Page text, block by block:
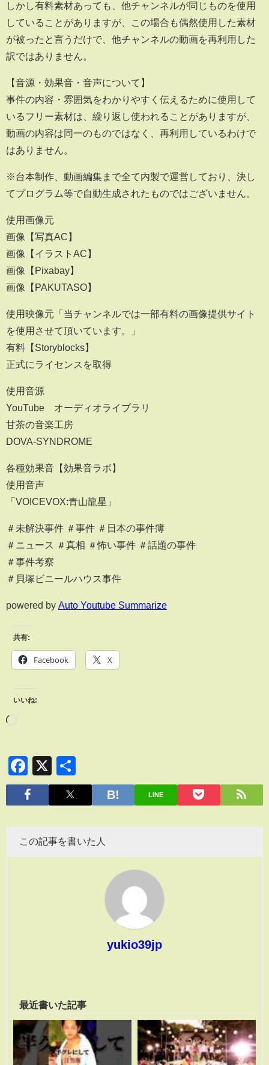
しかし有料素材あっても、他チャンネルが同じものを使用
していることがありますが、この場合も偶然使用した素材
が被ったと言うだけで、他チャンネルの動画を再利用した
訳ではありません。
【音源・効果音・音声について】
事件の内容・雰囲気をわかりやすく伝えるために使用して
いるフリー素材は、繰り返し使われることがありますが、
動画の内容は同一のものではなく、再利用しているわけで
はありません。
※台本制作、動画編集まで全て内製で運営しており、決し
てプログラム等で自動生成されたものではございません。
使用画像元
画像【写真AC】
画像【イラストAC】
画像【Pixabay】
画像【PAKUTASO】
使用映像元「当チャンネルでは一部有料の画像提供サイト
を使用させて頂いています。」
有料【Storyblocks】
正式にライセンスを取得
使用音源
YouTube オーディオライブラリ
甘茶の音楽工房
DOVA-SYNDROME
各種効果音【効果音ラボ】
使用音声
「VOICEVOX:青山龍星」
＃未解決事件 ＃事件 ＃日本の事件簿
＃ニュース ＃真相 ＃怖い事件 ＃話題の事件
＃事件考察
＃貝塚ビニールハウス事件
powered by Auto Youtube Summarize
共有:
Facebook X
いいね:
Facebook
X
有
LINE
この記事を書いた人
yukio39jp
最近書いた記事